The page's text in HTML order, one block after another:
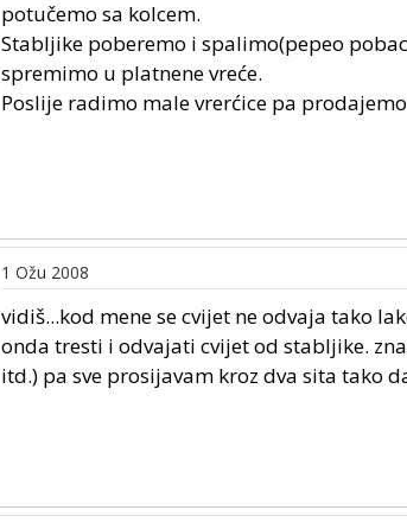
potučemo sa kolcem.
Stabljike poberemo i spalimo(pepeo
spremimo u platnene vreće.
Poslije radimo male vrerćice pa
1 Ožu 2008
vidiš...kod mene se cvijet ne odvaja tako
onda tresti i odvajati cvijet od stabljike.
itd.) pa sve prosijavam kroz dva sita tako